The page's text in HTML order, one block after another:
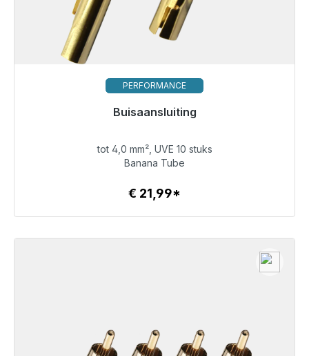
PERFORMANCE
Buisaansluiting
Klaar voor onmiddellijke verzending, levertijd 48 uur*
€ 21,99
Details
tot 4,0 mm², UVE 10 stuks
Banana Tube
€ 21,99*